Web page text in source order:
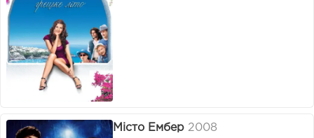
Місто Ембер 2008